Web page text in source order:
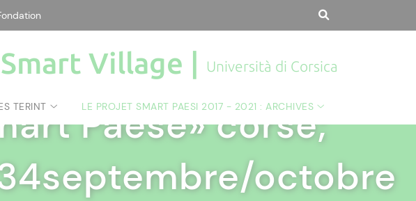
Village | Università di Corsica
TERINT LE PROJET SMART PAESI 2017 - 2021 : ARCHIVES
Paese» corse;
octobre